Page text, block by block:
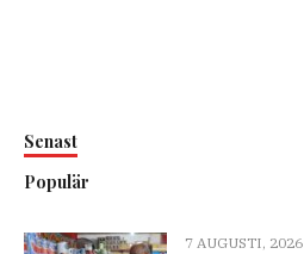
Senast
Populär
7 AUGUSTI, 2026